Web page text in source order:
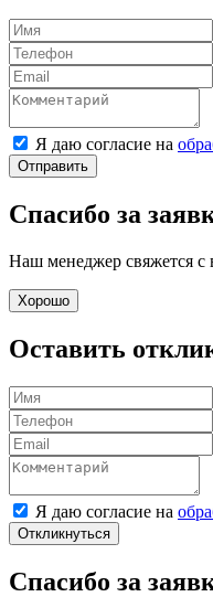
Я даю согласие на
Отправить
Спасибо за
Наш менеджер свяжется
Хорошо
Оставить
Я даю согласие на
Откликнуться
Спасибо за